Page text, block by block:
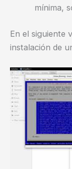
mínima,
En el siguiente
instalación de